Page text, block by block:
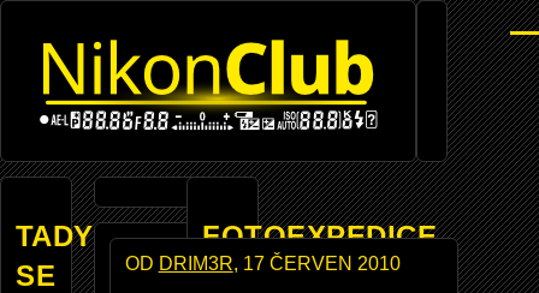
TADY
SE
OD DRIM3R, 17 ČERVEN 2010
FOTOEXPEDICE